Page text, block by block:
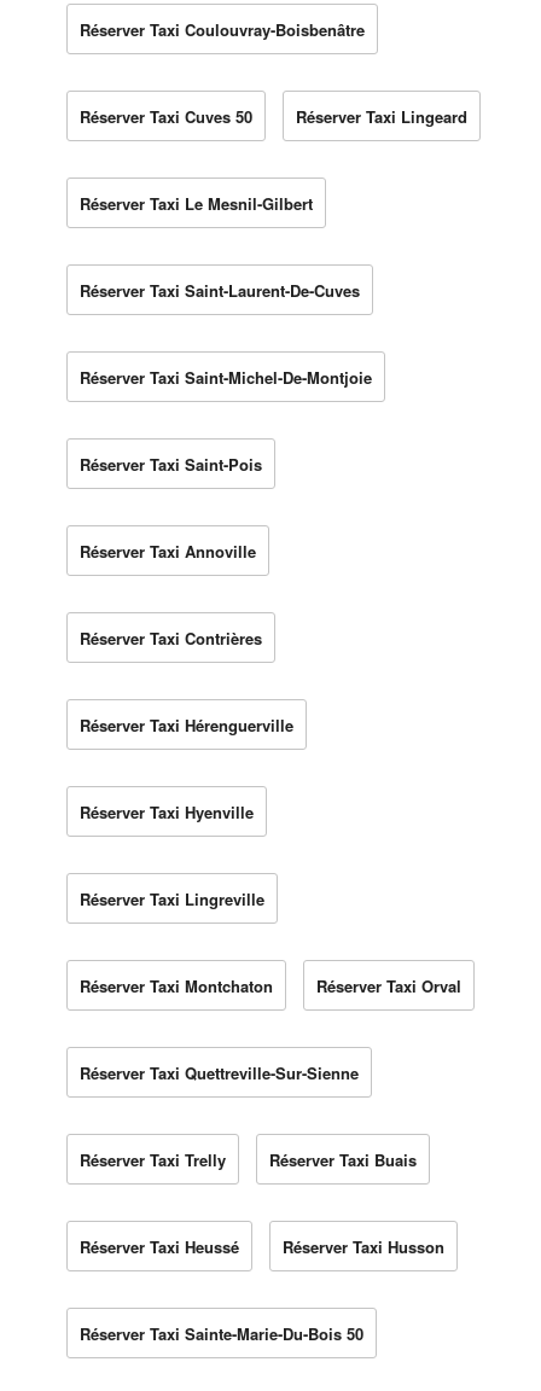
Réserver Taxi Coulouvray-Boisbenâtre
Réserver Taxi Cuves 50 Réserver Taxi Lingeard
Réserver Taxi Le Mesnil-Gilbert
Réserver Taxi Saint-Laurent-De-Cuves
Réserver Taxi Saint-Michel-De-Montjoie
Réserver Taxi Saint-Pois
Réserver Taxi Annoville
Réserver Taxi Contrières
Réserver Taxi Hérenguerville
Réserver Taxi Hyenville
Réserver Taxi Lingreville
Réserver Taxi Montchaton Réserver Taxi Orval
Réserver Taxi Quettreville-Sur-Sienne
Réserver Taxi Trelly Réserver Taxi Buais
Réserver Taxi Heussé Réserver Taxi Husson
Réserver Taxi Sainte-Marie-Du-Bois 50